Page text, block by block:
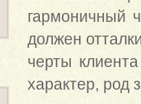
гармоничный
должен
черты
характер, род